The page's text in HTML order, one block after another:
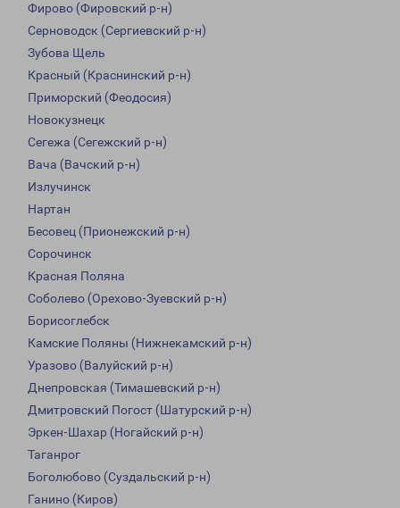
Фирово (Фировский р-н)
Серноводск (Сергиевский р-н)
Зубова Щель
Красный (Краснинский р-н)
Приморский (Феодосия)
Новокузнецк
Сегежа (Сегежский р-н)
Вача (Вачский р-н)
Излучинск
Нартан
Бесовец (Прионежский р-н)
Сорочинск
Красная Поляна
Соболево (Орехово-Зуевский р-н)
Борисоглебск
Камские Поляны (Нижнекамский р-н)
Уразово (Валуйский р-н)
Днепровская (Тимашевский р-н)
Дмитровский Погост (Шатурский р-н)
Эркен-Шахар (Ногайский р-н)
Таганрог
Боголюбово (Суздальский р-н)
Ганино (Киров)